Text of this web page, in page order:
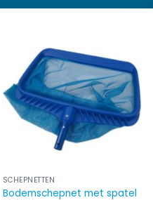
SCHEPNETTEN
Bodemschepnet met spatel